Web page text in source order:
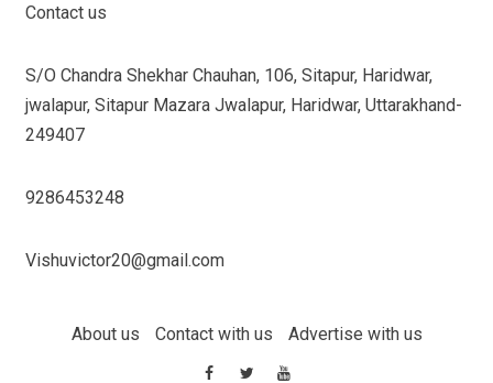
Contact us
S/O Chandra Shekhar Chauhan, 106, Sitapur, Haridwar,
jwalapur, Sitapur Mazara Jwalapur, Haridwar, Uttarakhand-
249407
9286453248
Vishuvictor20@gmail.com
About us Contact with us Advertise with us